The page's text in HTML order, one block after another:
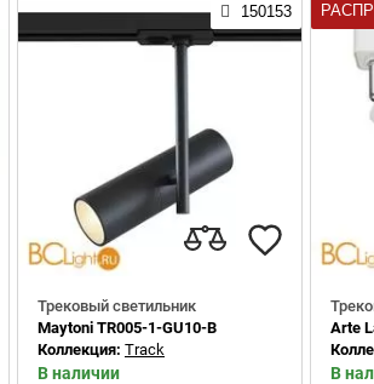
150153
Трековый светильник
Maytoni TR005-1-GU10-B
Коллекция: Track
В наличии
Arte
В